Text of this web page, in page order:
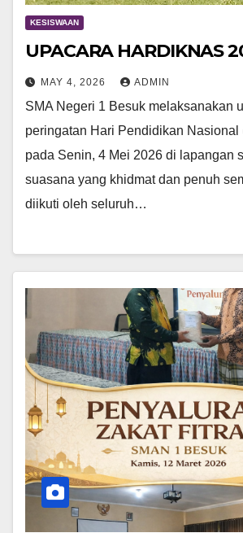
KESISWAAN
UPACARA HARDIKNAS
MAY 4, 2026 ADMIN
SMA Negeri 1 Besuk melaksanakan
peringatan Hari Pendidikan Nasional
pada Senin, 4 Mei 2026 di lapangan
suasana yang khidmat dan penuh
diikuti oleh seluruh…